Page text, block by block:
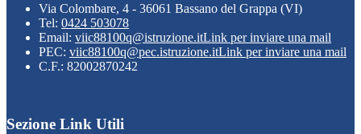
Via Colombare, 4 - 36061 Bassano del Grappa (VI)
Tel: 0424 503078
Email: viic88100q@istruzione.itLink per inviare una mail
PEC: viic88100q@pec.istruzione.itLink per inviare una mail
C.F.: 82002870242
Sezione Link Utili